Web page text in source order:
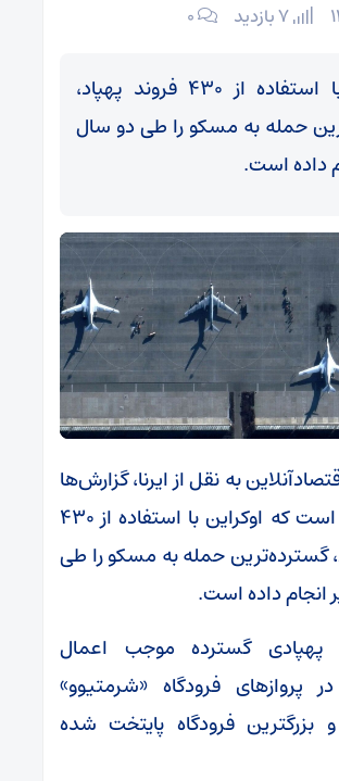
۰
اوکراین با استفاده از ۴۳۰ فروند پهپاد،
حمله به مسکو را طی دو سال
داده است.
به نقل از ایرنا، گزارش‌ها
حاکی از آن است که اوکراین با استفاده از ۴۳۰
گسترده‌ترین حمله به مسکو را طی
انجام داده است.
پهپادی گسترده موجب اعمال
پروازهای فرودگاه «شرمتیوو»
بزرگترین فرودگاه پایتخت شده